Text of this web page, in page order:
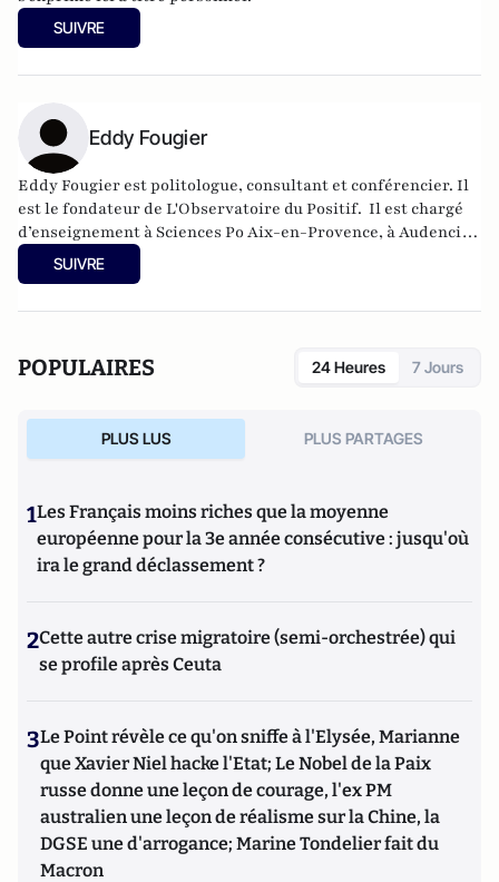
SUIVRE
Eddy Fougier
Eddy Fougier est politologue, consultant et conférencier. Il
est le fondateur de L'Observatoire du Positif. Il est chargé
d’enseignement à Sciences Po Aix-en-Provence, à Audencia
Business School (Nantes) et à l’Institut supérieur de
formation au journalisme (ISFJ, Paris).
SUIVRE
POPULAIRES 24 Heures 7 Jours
PLUS LUS PLUS PARTAGES
1Les Français moins riches que la moyenne
européenne pour la 3e année consécutive : jusqu'où
ira le grand déclassement ?
2Cette autre crise migratoire (semi-orchestrée) qui
se profile après Ceuta
3Le Point révèle ce qu'on sniffe à l'Elysée, Marianne
que Xavier Niel hacke l'Etat; Le Nobel de la Paix
russe donne une leçon de courage, l'ex PM
australien une leçon de réalisme sur la Chine, la
DGSE une d'arrogance; Marine Tondelier fait du
Macron